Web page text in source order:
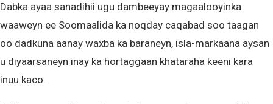
Dabka ayaa sanadihii ugu dambeeyay magaalooyinka
waaweyn ee Soomaalida ka noqday caqabad soo taagan
oo dadkuna aanay waxba ka baraneyn, isla-markaana aysan
u diyaarsaneyn inay ka hortaggaan khataraha keeni kara
inuu kaco.